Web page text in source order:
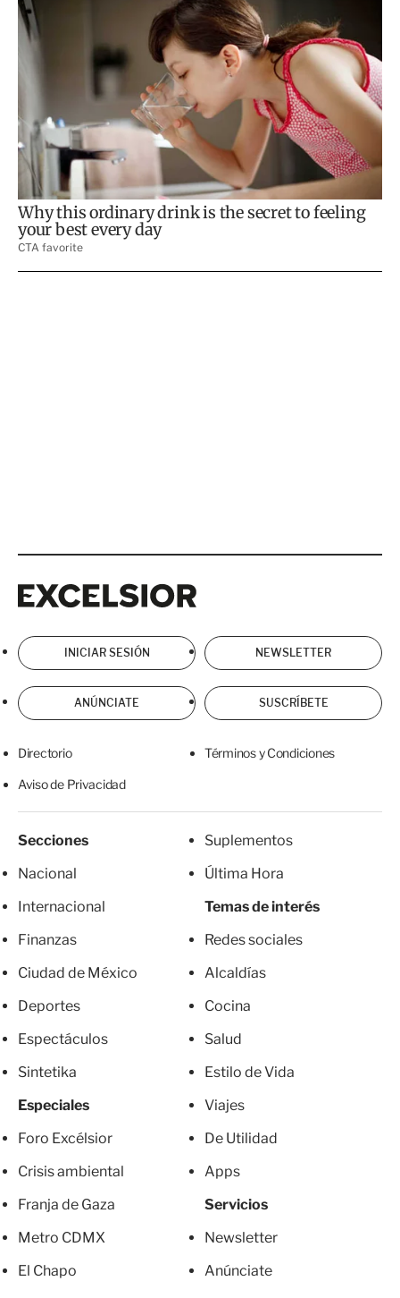
INICIAR SESIÓN NEWSLETTER
ANÚNCIATE SUSCRÍBETE
Directorio Términos y Condiciones
Aviso de Privacidad
Secciones
Nacional
Internacional
Finanzas
Ciudad de México
Deportes
Espectáculos
Sintetika
Especiales
Foro Excélsior
Crisis ambiental
Franja de Gaza
Metro CDMX
El Chapo
Suplementos
Última Hora
Temas de interés
Redes sociales
Alcaldías
Cocina
Salud
Estilo de Vida
Viajes
De Utilidad
Apps
Servicios
Newsletter
Anúnciate